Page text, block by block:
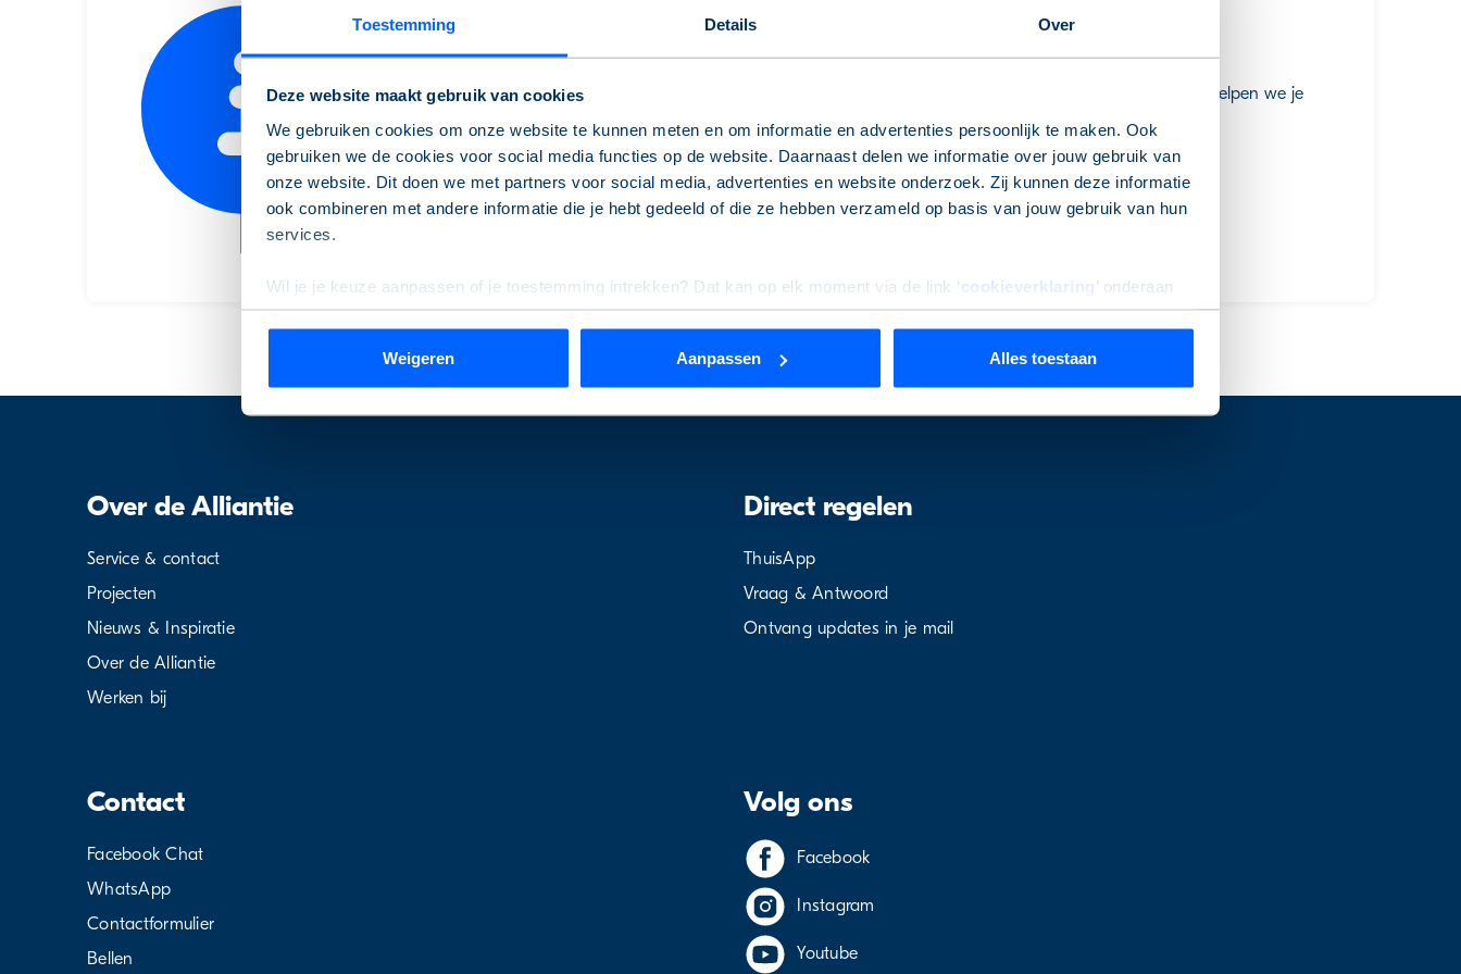
Toestemming Details Over
Deze website maakt gebruik van cookies
We gebruiken cookies om onze website te kunnen meten en om informatie en advertenties persoonlijk te maken. Ook
gebruiken we de cookies voor social media functies op de website. Daarnaast delen we informatie over jouw gebruik van
onze website. Dit doen we met partners voor social media, advertenties en website onderzoek. Zij kunnen deze informatie
ook combineren met andere informatie die je hebt gedeeld of die ze hebben verzameld op basis van jouw gebruik van hun
services.
Wil je je keuze aanpassen of je toestemming intrekken? Dat kan op elk moment via de link ‘cookieverklaring’ onderaan
de pagina.
We werken samen met9 derden die uw gegevens kunnen ontvangen en verwerken.
Weigeren Aanpassen Alles toestaan
Zo kun je ons bereiken
Heb je de informatie die je zoekt niet gevonden? Geen probleem! Neem contact met ons op, dan helpen we je
Over de Alliantie
Service & contact
Projecten
Nieuws & Inspiratie
Over de Alliantie
Werken bij
Direct regelen
ThuisApp
Vraag & Antwoord
Ontvang updates in je mail
Contact
Facebook Chat
WhatsApp
Contactformulier
Bellen
Volg ons
Facebook
Instagram
Youtube